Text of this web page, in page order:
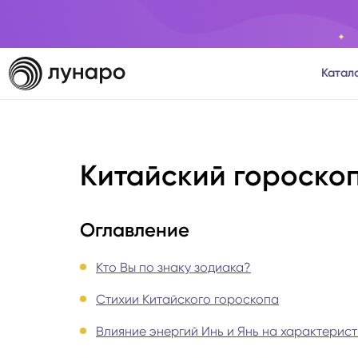
Китайский
Оглавление
Кто Вы по знаку зодиака?
Стихии Китайского гороскопа
Влияние энергий Инь и Янь на